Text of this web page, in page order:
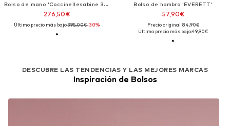
Bolso de mano 'Coccinellesabine 34x23x11 cm'
276,50€
Último precio más bajo:395,00€-30%
Bolso de hombro 'EVERETT'
57,90€
Precio original: 84,90€
Último precio más bajo:49,90€
DESCUBRE LAS TENDENCIAS Y LAS MEJORES MARCAS
Inspiración de Bolsos